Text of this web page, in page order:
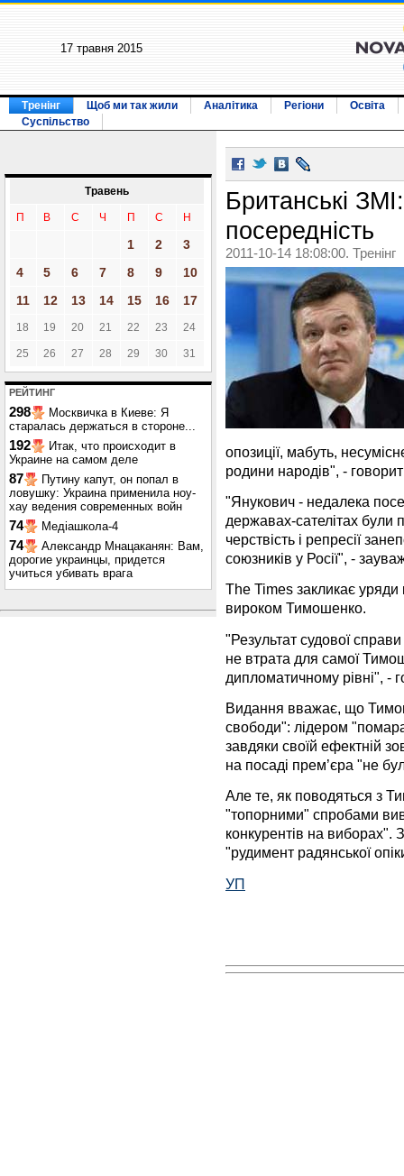
17 травня 2015
Тренінг Щоб ми так жили Аналітика Регіони
Освіта
Суспільство
Травень
П В С Ч П С Н
1 2
3
4
5 6 7 8 9
10
11
12 13 14 15 16 17
18 19 20 21 22 23 24
25 26 27 28 29 30 31
РЕЙТИНГ
298
Москвичка в Киеве: Я
старалась держаться в стороне...
192
Итак, что происходит в
Украине на самом деле
87
Путину капут, он попал в
ловушку: Украина применила ноу-
хау ведения современных войн
74 Медіашкола-4
74
Александр Мнацаканян: Вам,
дорогие украинцы, придется
учиться убивать врага
Британські
посередність
2011-10-14 18:08:00. Тренінг
опозиції, мабуть,
родини народів", -
"Янукович - недалека
державах-сателітах були
черствість і репресії
союзників у Росії", -
The Times закликає
вироком Тимошенко.
"Результат судової
не втрата для самої
дипломатичному рівні", -
Видання вважає, що
свободи": лідером
завдяки своїй ефектній
на посаді прем’єра "не
Але те, як поводяться з
"топорними" спробами
конкурентів на
"рудимент радянської
УП